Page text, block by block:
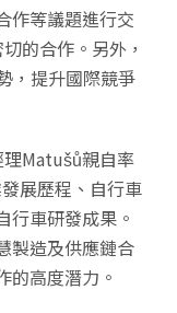
作等議題進行交
的合作。另外，
，提升國際競爭
Matušů親自率
展歷程、自行車
行車研發成果。
製造及供應鏈合
的高度潛力。